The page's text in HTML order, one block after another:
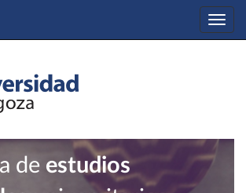
de estudios